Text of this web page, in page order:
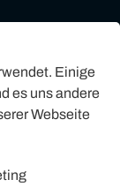
Einige
es uns andere
Webseite